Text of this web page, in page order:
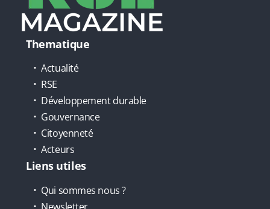
Thematique
Actualité
RSE
Développement durable
Gouvernance
Citoyenneté
Acteurs
Liens utiles
Qui sommes nous ?
Newsletter